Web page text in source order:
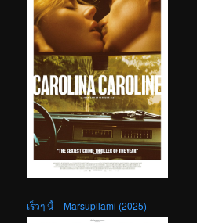
เร็วๆ นี้ – Marsupilami (2025)